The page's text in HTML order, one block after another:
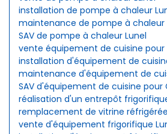
installation de pompe à chaleur
maintenance de pompe à chaleur
SAV de pompe à chaleur Lunel
vente équipement de cuisine pour
installation d'équipement de
maintenance d'équipement de
SAV d'équipement de cuisine pour
réalisation d'un entrepôt
remplacement de vitrine
vente d'équipement frigorifique